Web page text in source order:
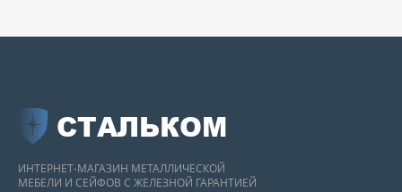
СТАЛЬКОМ
ИНТЕРНЕТ-МАГАЗИН МЕТАЛЛИЧЕСКОЙ
МЕБЕЛИ И СЕЙФОВ С ЖЕЛЕЗНОЙ ГАРАНТИЕЙ